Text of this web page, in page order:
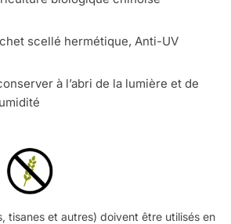
scellé hermétique, Anti-UV
à l’abri de la lumière et de
tisanes et autres) doivent être utilisés en